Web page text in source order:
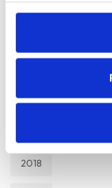
2020
2018